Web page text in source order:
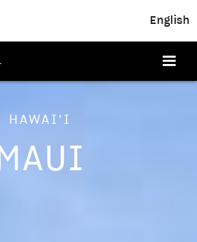
English
HAWAI'I
MAUI